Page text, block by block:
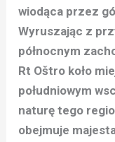
wiodąca przez
Wyruszając z
północnym
Rt Oštro koło
południowym
naturę tego
obejmuje